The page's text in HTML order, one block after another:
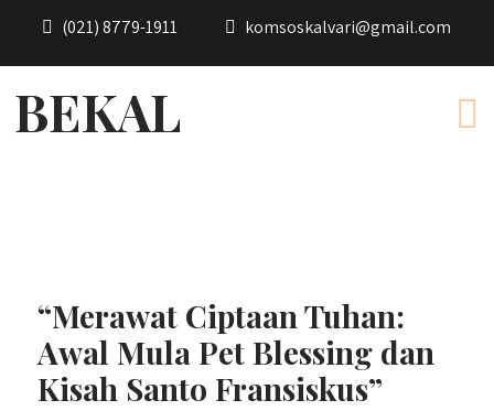
(021) 8779-1911 komsoskalvari@gmail.com
BEKAL
“Merawat Ciptaan Tuhan:
Awal Mula Pet Blessing dan
Kisah Santo Fransiskus”